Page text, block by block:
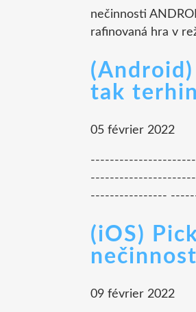
nečinnosti
rafinovaná hra v
(Android)
tak
05 février 2022
----------------
(iOS)
09 février 2022